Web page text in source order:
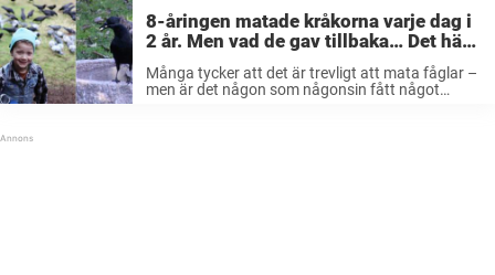
8-åringen matade kråkorna varje dag i
2 år. Men vad de gav tillbaka… Det här
är så himla rart.
Många tycker att det är trevligt att mata fåglar –
men är det någon som någonsin fått något